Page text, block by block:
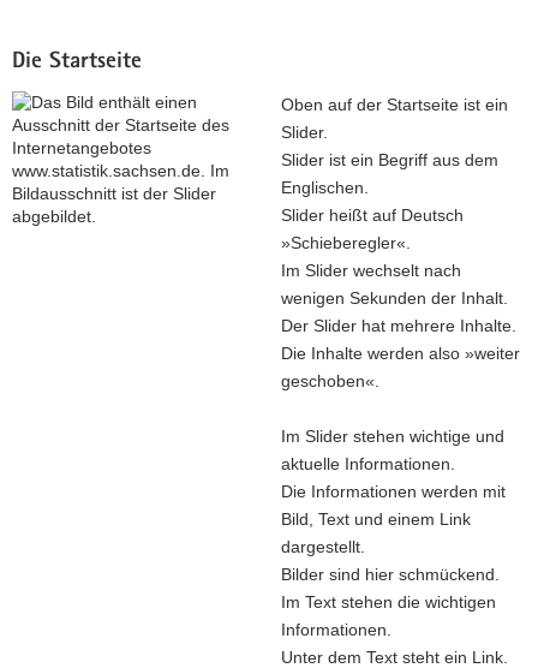
Die Startseite
Oben auf der Startseite ist ein
Slider.
Slider ist ein Begriff aus dem
Englischen.
Slider heißt auf Deutsch
»Schieberegler«.
Im Slider wechselt nach
wenigen Sekunden der Inhalt.
Der Slider hat mehrere Inhalte.
Die Inhalte werden also »weiter
geschoben«.
Im Slider stehen wichtige und
aktuelle Informationen.
Die Informationen werden mit
Bild, Text und einem Link
dargestellt.
Bilder sind hier schmückend.
Im Text stehen die wichtigen
Informationen.
Unter dem Text steht ein Link.